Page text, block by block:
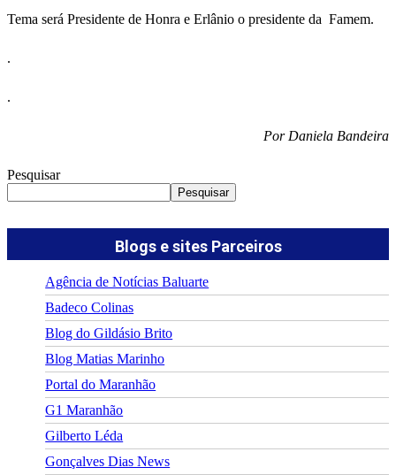
Tema será Presidente de Honra e Erlânio o presidente da Famem.
.
.
Por Daniela Bandeira
Pesquisar
Pesquisar
Blogs e sites Parceiros
Agência de Notícias Baluarte
Badeco Colinas
Blog do Gildásio Brito
Blog Matias Marinho
Portal do Maranhão
G1 Maranhão
Gilberto Léda
Gonçalves Dias News